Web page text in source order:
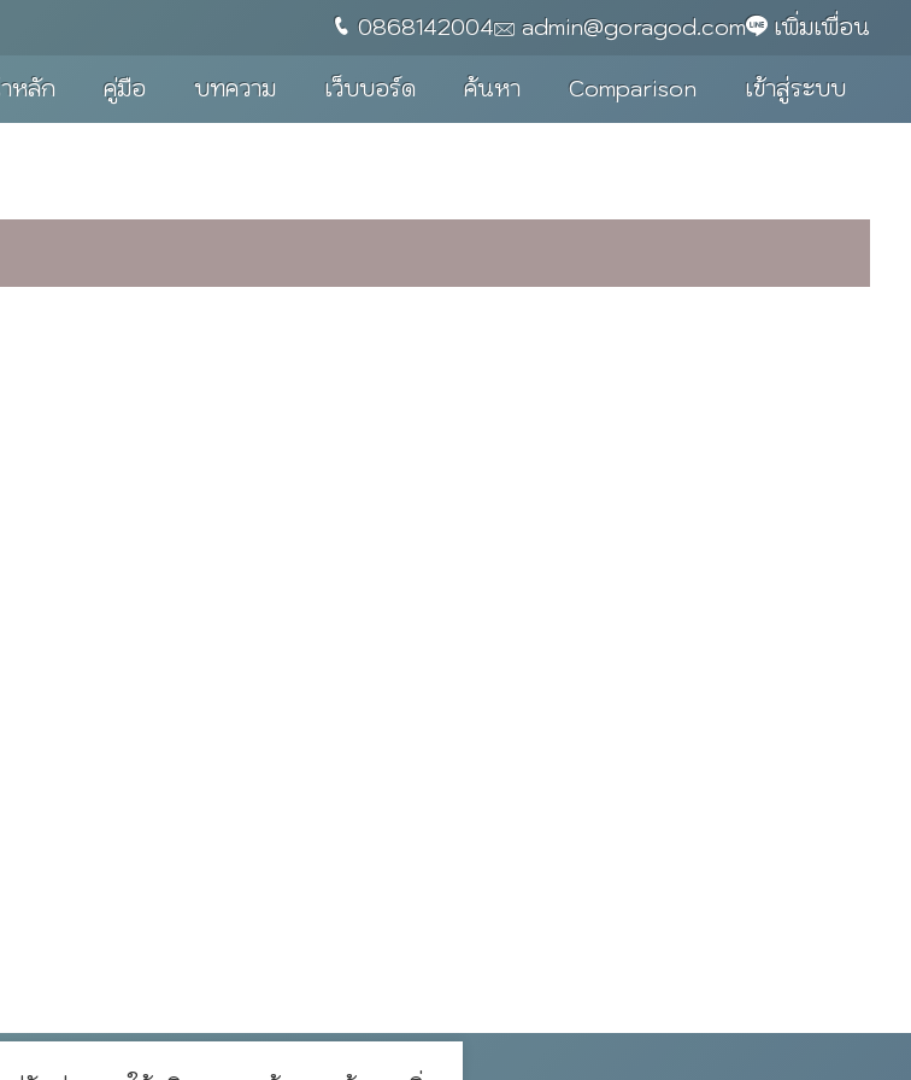
0868142004 admin@goragod.com เพิ่มเพื่อน
หลัก คู่มือ บทความ เว็บบอร์ด ค้นหา Comparison เข้าสู่ระบบ